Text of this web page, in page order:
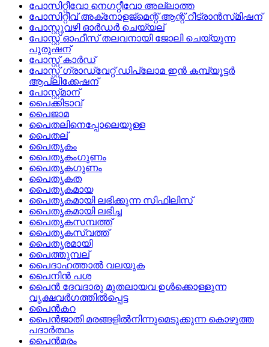
പോസിറ്റീവോ നെഗറ്റീവോ അല്ലാത്ത
പോസിറ്റീവ്‌ അക്‌നോളജ്‌മെന്റ്‌ ആന്റ്‌ റീട്രാന്‍സ്‌മിഷന്
പോസ്റ്റുവഴി ഓര്‍ഡര്‍ ചെയ്യല്
പോസ്റ്റ്‌ ഓഫീസ്‌ തലവനായി ജോലി ചെയ്യുന്ന
പുരുഷന്
പോസ്റ്റ്‌ കാര്‍ഡ്
പോസ്റ്റ്‌ ഗ്രാഡ്വേറ്റ്‌ ഡിപ്ലോമ ഇന്‍ കമ്പ്യൂട്ടര്‍
ആപ്ലിക്കേഷന്
പോസ്റ്റ്‌മാന്
പൈക്കിടാവ്
പൈജാമ
പൈതലിനെപ്പോലെയുള്ള
പൈതല്
പൈതൃകം
പൈതൃകംഗുണം
പൈതൃകഗുണം
പൈതൃകത
പൈതൃകമായ
പൈതൃകമായി ലഭിക്കുന്ന സിഫിലിസ്
പൈതൃകമായി ലഭിച്ച
പൈതൃകസമ്പത്ത്
പൈതൃകസ്വത്ത്
പൈതൃരമായി
പൈത്തുമ്പല്
പൈദാഹത്താല്‍ വലയുക
പൈനിന്‍ പശ
പൈന്‍ ദേവദാരു മുതലായവ ഉള്‍ക്കൊള്ളുന്ന
വൃക്ഷവര്‍ഗത്തില്‍പ്പെട്ട
പൈന്‍കറ
പൈന്‍ജാതി മരങ്ങളില്‍നിന്നുമെടുക്കുന്ന കൊഴുത്ത
പദാര്‍ത്ഥം
പൈന്‍മരം